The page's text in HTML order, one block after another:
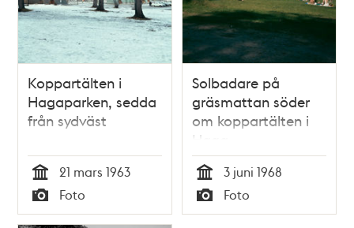
Koppartälten i
Hagaparken, sedda
från sydväst
Tid
21 mars 1963
Typ
Foto
Solbadare på
gräsmattan söder
om koppartälten i
Haga
Tid
3 juni 1968
Typ
Foto